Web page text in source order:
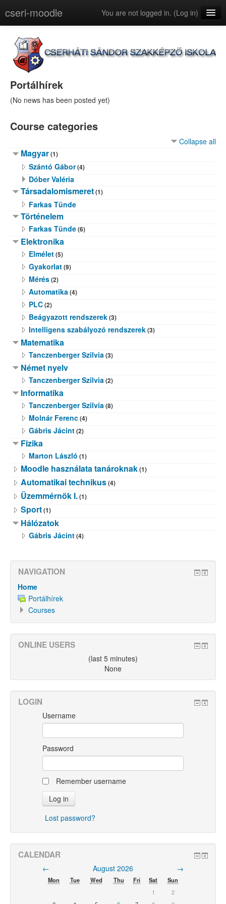
cseri-moodle You are not logged in. (Log in)
Portálhírek
(No news has been posted yet)
Course categories
Collapse all
Magyar(1)
Szántó Gábor(4)
Dóber Valéria
Társadalomismeret(1)
Farkas Tünde
Történelem
Farkas Tünde(6)
Elektronika
Elmélet(5)
Gyakorlat(9)
Mérés(2)
Automatika(4)
PLC(2)
Beágyazott rendszerek(3)
Intelligens szabályozó rendszerek(3)
Matematika
Tanczenberger Szilvia(3)
Német nyelv
Tanczenberger Szilvia(2)
Informatika
Tanczenberger Szilvia(8)
Molnár Ferenc(4)
Gábris Jácint(2)
Fizika
Marton László (1)
Moodle használata tanároknak(1)
Automatikai technikus(4)
Üzemmérnök I.(1)
Sport(1)
Hálózatok
Gábris Jácint(4)
NAVIGATION
Home
Portálhírek
Courses
ONLINE USERS
(last 5 minutes)
None
LOGIN
Username
Password
Remember username
Lost password?
CALENDAR
← August 2026 →
Mon Tue Wed Thu Fri Sat
Sun
1
2